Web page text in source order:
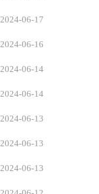
2024-06-17
2024-06-16
2024-06-14
2024-06-14
2024-06-13
2024-06-13
2024-06-13